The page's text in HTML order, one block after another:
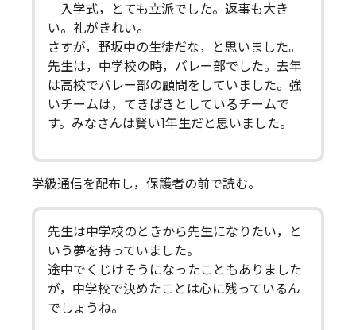
入学式，とても立派でした。返事も大き
い。礼がきれい。
さすが，野坂中の生徒だな，と思いました。
先生は，中学校の時，バレー部でした。去年
は高校でバレー部の顧問をしていました。強
いチームは，てきぱきとしているチームで
す。みなさんは賢い1年生だと思いました。
学級通信を配布し，保護者の前で読む。
先生は中学校のときから先生になりたい，と
いう夢を持っていました。
途中でくじけそうになったこともありました
が，中学校で決めたことは心に残っているん
でしょうね。